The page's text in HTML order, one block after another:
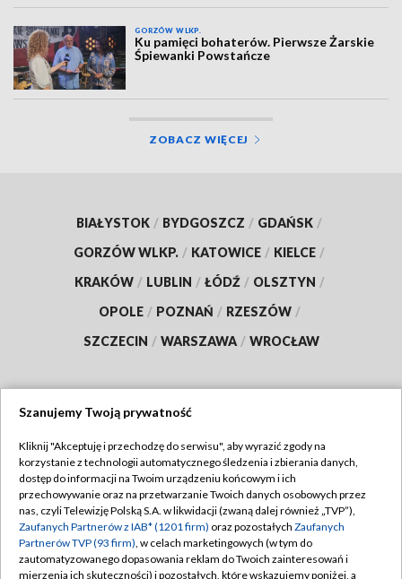
GORZÓW WLKP.
Ku pamięci bohaterów. Pierwsze Żarskie
Śpiewanki Powstańcze
ZOBACZ WIĘCEJ
BIAŁYSTOK / BYDGOSZCZ / GDAŃSK /
GORZÓW WLKP. / KATOWICE / KIELCE /
KRAKÓW / LUBLIN / ŁÓDŹ / OLSZTYN /
OPOLE / POZNAŃ / RZESZÓW /
SZCZECIN / WARSZAWA / WROCŁAW
TVP
Abonament TVP
Emisja w TVP
Centrum informacji TVP
Regulamin TVP
Polityka prywatności
Moje zgody
Szanujemy Twoją prywatność
Kliknij "Akceptuję i przechodzę do serwisu", aby wyrazić zgody na
korzystanie z technologii automatycznego śledzenia i zbierania danych,
dostęp do informacji na Twoim urządzeniu końcowym i ich
przechowywanie oraz na przetwarzanie Twoich danych osobowych przez
nas, czyli Telewizję Polską S.A. w likwidacji (zwaną dalej również „TVP”),
Zaufanych Partnerów z IAB* (1201 firm) oraz pozostałych Zaufanych
Partnerów TVP (93 firm), w celach marketingowych (w tym do
zautomatyzowanego dopasowania reklam do Twoich zainteresowań i
mierzenia ich skuteczności) i pozostałych, które wskazujemy poniżej, a